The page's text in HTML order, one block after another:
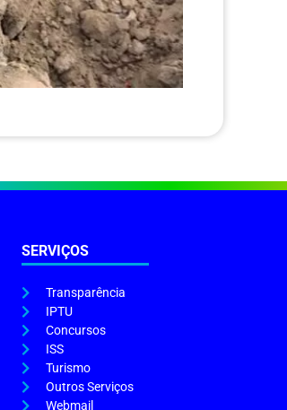
SERVIÇOS
Transparência
IPTU
Concursos
ISS
Turismo
Outros Serviços
Webmail